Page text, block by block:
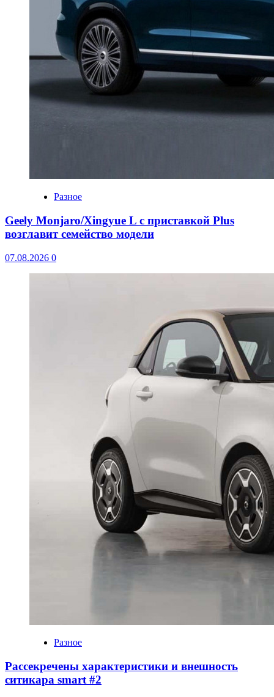
Разное
Geely Monjaro/Xingyue L с приставкой Plus
возглавит семейство модели
07.08.2026 0
Разное
Рассекречены характеристики и внешность
ситикара smart #2